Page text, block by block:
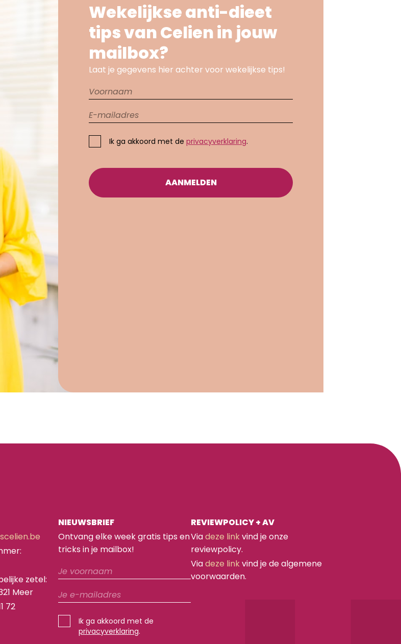
Wekelijkse anti-dieet
tips van Celien in jouw
mailbox?
Laat je gegevens hier achter voor wekelijkse tips!
Ik ga akkoord met de privacyverklaring.
zetel:
Meer
72
NIEUWSBRIEF
Ontvang elke week gratis tips en
tricks in je mailbox!
Ik ga akkoord met de
privacyverklaring.
REVIEWPOLICY + AV
Viadeze linkvind je onze
reviewpolicy.
Viadeze linkvind je de algemene
voorwaarden.